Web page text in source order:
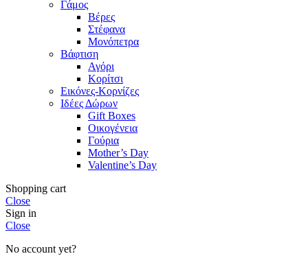
Γάμος
Βέρες
Στέφανα
Μονόπετρα
Βάφτιση
Αγόρι
Κορίτσι
Εικόνες-Κορνίζες
Ιδέες Δώρων
Gift Boxes
Οικογένεια
Γούρια
Mother’s Day
Valentine’s Day
Shopping cart
Close
Sign in
Close
No account yet?